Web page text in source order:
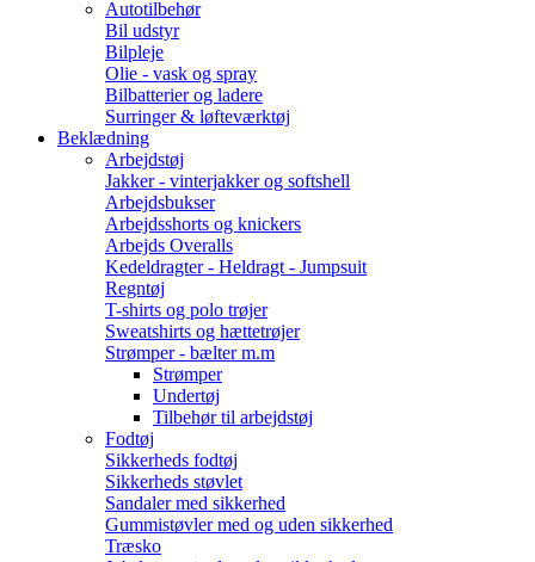
Autotilbehør
Bil udstyr
Bilpleje
Olie - vask og spray
Bilbatterier og ladere
Surringer & løfteværktøj
Beklædning
Arbejdstøj
Jakker - vinterjakker og softshell
Arbejdsbukser
Arbejdsshorts og knickers
Arbejds Overalls
Kedeldragter - Heldragt - Jumpsuit
Regntøj
T-shirts og polo trøjer
Sweatshirts og hættetrøjer
Strømper - bælter m.m
Strømper
Undertøj
Tilbehør til arbejdstøj
Fodtøj
Sikkerheds fodtøj
Sikkerheds støvlet
Sandaler med sikkerhed
Gummistøvler med og uden sikkerhed
Træsko